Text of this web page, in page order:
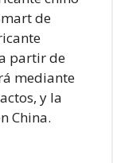
de
partir de
mediante
y la
China.